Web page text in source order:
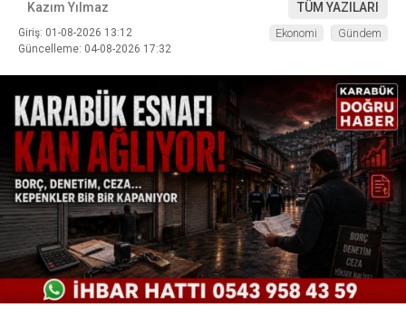
Kazım Yılmaz TÜM YAZILARI
Giriş: 01-08-2026 13:12
Güncelleme: 04-08-2026 17:32
Ekonomi Gündem